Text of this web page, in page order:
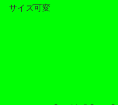
サイズ可変